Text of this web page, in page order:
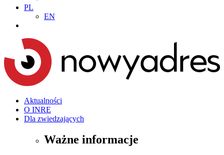
PL
EN
Aktualności
O INRE
Dla zwiedzających
Ważne informacje